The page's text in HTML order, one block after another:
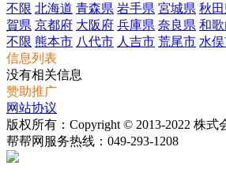
不限 北海道 青森県 岩手県 宮城県 秋
賀県 京都府 大阪府 兵庫県 奈良県 和
不限 熊本市 八代市 人吉市 荒尾市 水
信息列表
没有相关信息
赞助推广
网站协议
版权所有：Copyright © 2013-2022 株式
帮帮网服务热线： 049-293-1208